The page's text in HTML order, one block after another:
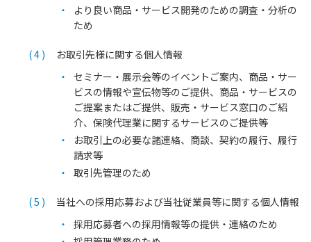
より良い商品・サービス開発のための調査・分析の
ため
お取引先様に関する個人情報
セミナー・展示会等のイベントご案内、商品・サー
ビスの情報や宣伝物等のご提供、商品・サービスの
ご提案またはご提供、販売・サービス窓口のご紹
介、保険代理業に関するサービスのご提供等
お取引上の必要な諸連絡、商談、契約の履行、履行
請求等
取引先管理のため
当社への採用応募および当社従業員等に関する個人情報
採用応募者への採用情報等の提供・連絡のため